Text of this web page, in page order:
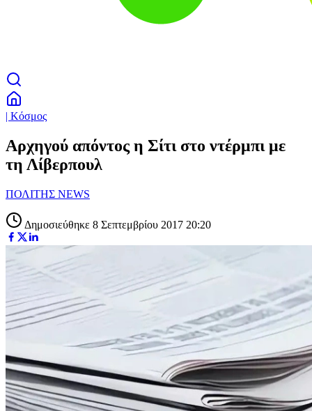
| Κόσμος
Αρχηγού απόντος η Σίτι στο ντέρμπι με
τη Λίβερπουλ
ΠΟΛΙΤΗΣ NEWS
Δημοσιεύθηκε 8 Σεπτεμβρίου 2017 20:20